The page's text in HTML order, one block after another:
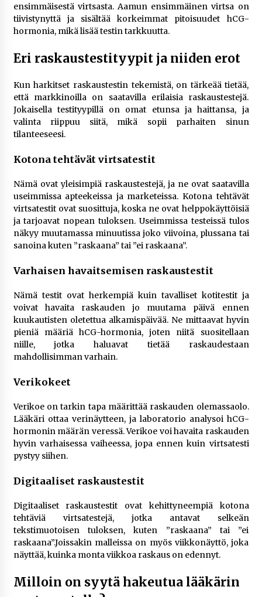
ensimmäisestä virtsasta. Aamun ensimmäinen virtsa on
tiivistynyttä ja sisältää korkeimmat pitoisuudet hCG-
hormonia, mikä lisää testin tarkkuutta.
Eri raskaustestityypit ja niiden erot
Kun harkitset raskaustestin tekemistä, on tärkeää tietää,
että markkinoilla on saatavilla erilaisia raskaustestejä.
Jokaisella testityypillä on omat etunsa ja haittansa, ja
valinta riippuu siitä, mikä sopii parhaiten sinun
tilanteeseesi.
Kotona tehtävät virtsatestit
Nämä ovat yleisimpiä raskaustestejä, ja ne ovat saatavilla
useimmissa apteekeissa ja marketeissa. Kotona tehtävät
virtsatestit ovat suosittuja, koska ne ovat helppokäyttöisiä
ja tarjoavat nopean tuloksen. Useimmissa testeissä tulos
näkyy muutamassa minuutissa joko viivoina, plussana tai
sanoina kuten ”raskaana” tai ”ei raskaana”.
Varhaisen havaitsemisen raskaustestit
Nämä testit ovat herkempiä kuin tavalliset kotitestit ja
voivat havaita raskauden jo muutama päivä ennen
kuukautisten oletettua alkamispäivää. Ne mittaavat hyvin
pieniä määriä hCG-hormonia, joten niitä suositellaan
niille, jotka haluavat tietää raskaudestaan
mahdollisimman varhain.
Verikokeet
Verikoe on tarkin tapa määrittää raskauden olemassaolo.
Lääkäri ottaa verinäytteen, ja laboratorio analysoi hCG-
hormonin määrän veressä. Verikoe voi havaita raskauden
hyvin varhaisessa vaiheessa, jopa ennen kuin virtsatesti
pystyy siihen.
Digitaaliset raskaustestit
Digitaaliset raskaustestit ovat kehittyneempiä kotona
tehtäviä virtsatestejä, jotka antavat selkeän
tekstimuotoisen tuloksen, kuten ”raskaana” tai ”ei
raskaana”.Joissakin malleissa on myös viikkonäyttö, joka
näyttää, kuinka monta viikkoa raskaus on edennyt.
Milloin on syytä hakeutua lääkärin